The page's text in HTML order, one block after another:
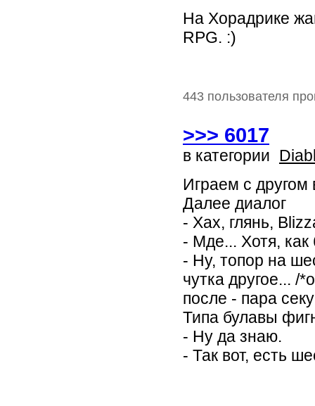
На Хорадрике
RPG. :)
443 пользователя
>>> 6017
в категории
Играем с
Далее диалог
- Хах, глянь,
- Мде... Хотя,
- Ну, топор на
чутка другое... /
после - пара
Типа булавы
- Ну да знаю.
- Так вот, есть